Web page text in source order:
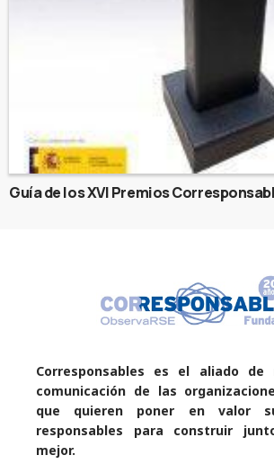
Guía de los XVI Premios
Corresponsables es el aliado de
comunicación de las
que quieren poner en valor
responsables para construir
mejor.